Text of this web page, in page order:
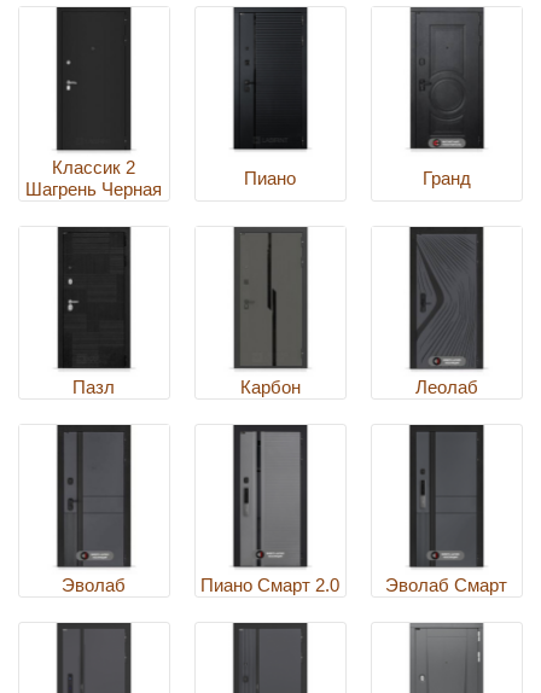
Классик 2
Шагрень Черная
Пиано Гранд
Пазл Карбон Леолаб
Эволаб Пиано Смарт 2.0 Эволаб Смарт